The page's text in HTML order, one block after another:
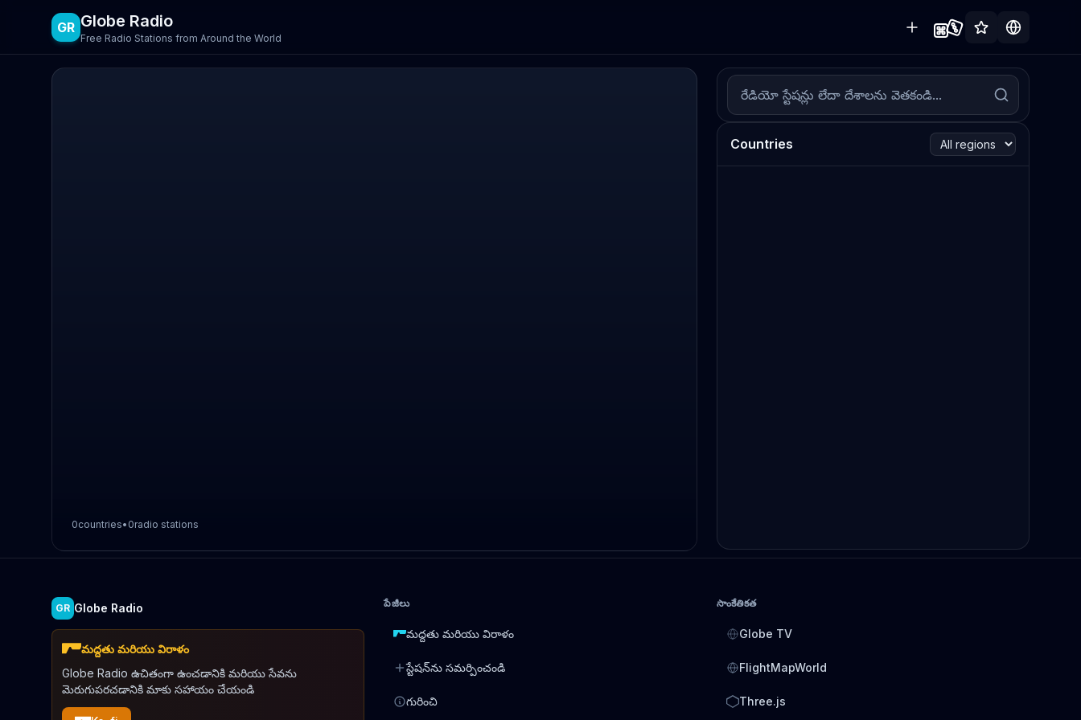
GR Globe Radio
Free Radio Stations from Around the World
0countries• 0radio stations
Countries
GR Globe Radio
మద్దతు మరియు విరాళం
Globe Radio ఉచితంగా ఉంచడానికి మరియు సేవను
మెరుగుపరచడానికి మాకు సహాయం చేయండి
పేజీలు
మద్దతు మరియు విరాళం
స్టేషన్‌ను సమర్పించండి
గురించి
సాంకేతికత
Globe TV
FlightMapWorld
Three.js